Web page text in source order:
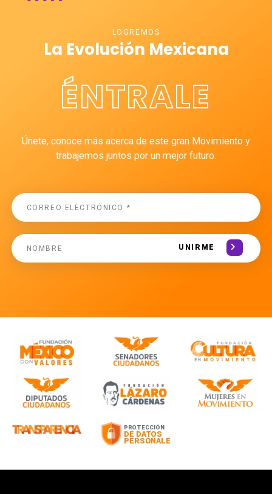
LOGREMOS
La Evolución Mexicana
ÉNTRALE
Únete, conoce más acerca de este gran Movimiento y
trabajemos juntos por un mejor futuro.
UNIRME